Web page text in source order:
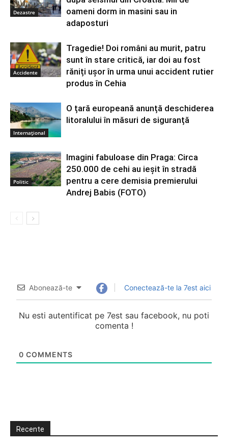
Dezastre
oameni dorm in masini sau in
adaposturi
Accidente
Tragedie! Doi români au murit, patru
sunt în stare critică, iar doi au fost
răniți ușor în urma unui accident rutier
produs în Cehia
Internațional
O țară europeană anunță deschiderea
litoralului în măsuri de siguranță
Politic
Imagini fabuloase din Praga: Circa
250.000 de cehi au ieşit în stradă
pentru a cere demisia premierului
Andrej Babis (FOTO)
Abonează-te Conectează-te la 7est aici
Nu esti autentificat pe 7est sau facebook, nu poti
comenta !
0 COMMENTS
Recente